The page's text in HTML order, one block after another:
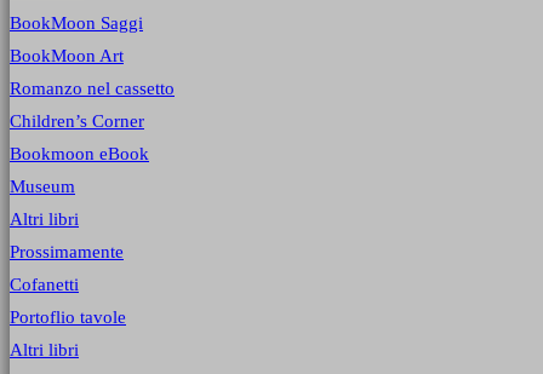
BookMoon Saggi
BookMoon Art
Romanzo nel cassetto
Children’s Corner
Bookmoon eBook
Museum
Altri libri
Prossimamente
Cofanetti
Portoflio tavole
Altri libri